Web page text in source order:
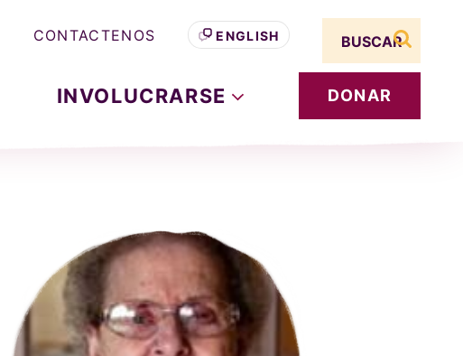
INVOLUCRARSE DONAR
CONTACTENOS ENGLISH
Search term
buscar